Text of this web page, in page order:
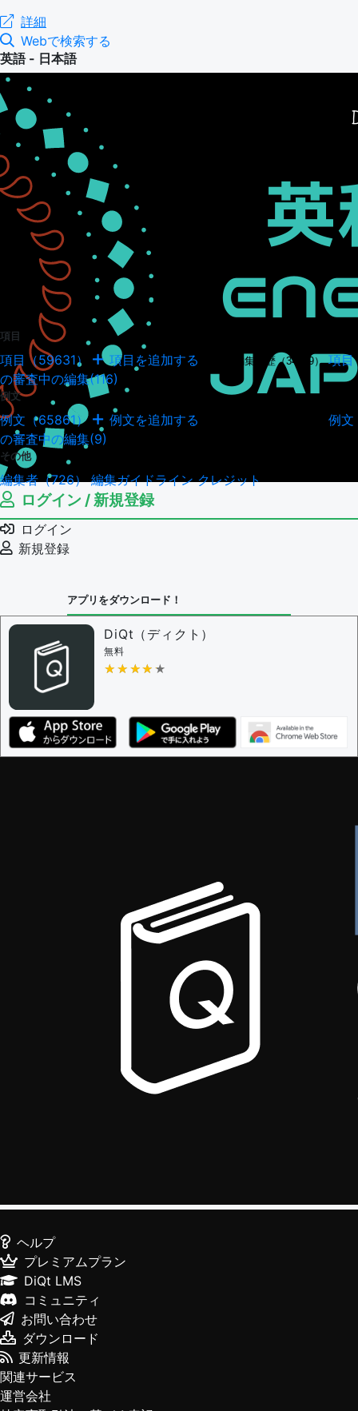
詳細
Webで検索する
英語 - 日本語
項目
項目（59631） 項目を追加する 項目の編集履歴（34949） 項目
の審査中の編集(116)
例文
例文（65861） 例文を追加する
例文
の審査中の編集(9)
その他
編集者（726）編集ガイドラインクレジット
ログイン / 新規登録
ログイン
新規登録
アプリをダウンロード！
DiQt（ディクト）
無料
★★★★★
★★★★★
ヘルプ
プレミアムプラン
DiQt LMS
コミュニティ
お問い合わせ
ダウンロード
更新情報
関連サービス
運営会社